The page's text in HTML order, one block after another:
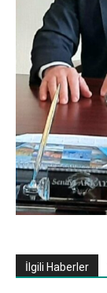
İlgili Haberler